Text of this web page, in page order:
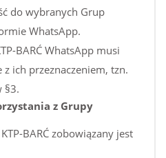
do wybranych Grup
WhatsApp.
BARĆ WhatsApp musi
ich przeznaczeniem, tzn.
§3.
z Grupy
BARĆ zobowiązany jest